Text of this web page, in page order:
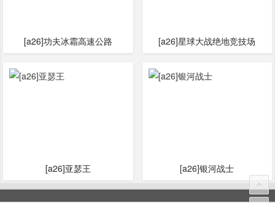
[a26]功夫冰霜高速公路 [a26]星球大战绝地竞技场
[a26]亚瑟王 [a26]银河战士